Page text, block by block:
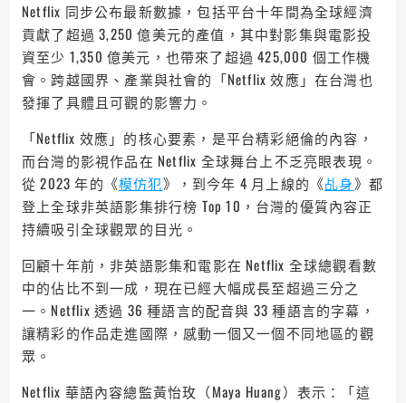
Netflix 同步公布最新數據，包括平台十年間為全球經濟
貢獻了超過 3,250 億美元的產值，其中對影集與電影投
資至少 1,350 億美元，也帶來了超過 425,000 個工作機
會。跨越國界、產業與社會的「Netflix 效應」在台灣也
發揮了具體且可觀的影響力。
「Netflix 效應」的核心要素，是平台精彩絕倫的內容，
而台灣的影視作品在 Netflix 全球舞台上不乏亮眼表現。
從 2023 年的《模仿犯》，到今年 4 月上線的《乩身》都
登上全球非英語影集排行榜 Top 10，台灣的優質內容正
持續吸引全球觀眾的目光。
回顧十年前，非英語影集和電影在 Netflix 全球總觀看數
中的佔比不到一成，現在已經大幅成長至超過三分之
一。Netflix 透過 36 種語言的配音與 33 種語言的字幕，
讓精彩的作品走進國際，感動一個又一個不同地區的觀
眾。
Netflix 華語內容總監黃怡玫（Maya Huang）表示：「這